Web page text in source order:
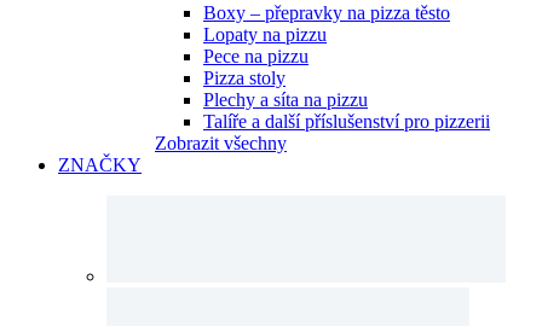
Boxy – přepravky na pizza těsto
Lopaty na pizzu
Pece na pizzu
Pizza stoly
Plechy a síta na pizzu
Talíře a další příslušenství pro pizzerii
Zobrazit všechny
ZNAČKY